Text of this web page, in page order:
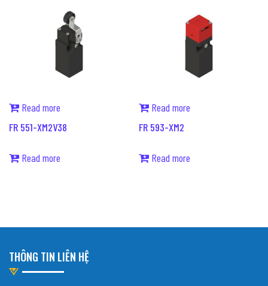
Read more
FR 551-XM2V38
Read more
Read more
FR 593-XM2
Read more
THÔNG TIN LIÊN HỆ